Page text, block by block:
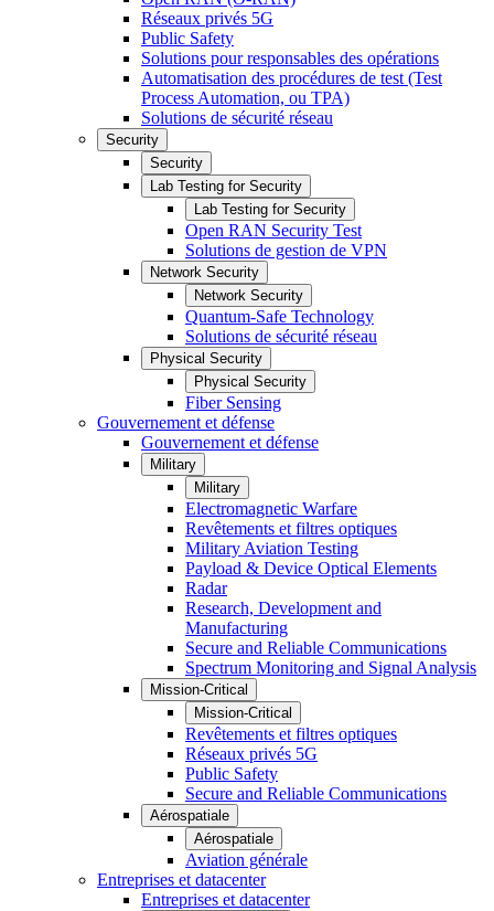
Réseaux privés 5G
Public Safety
Solutions pour responsables des opérations
Automatisation des procédures de test (Test
Process Automation, ou TPA)
Solutions de sécurité réseau
Security
Security
Lab Testing for Security
Lab Testing for Security
Open RAN Security Test
Solutions de gestion de VPN
Network Security
Network Security
Quantum-Safe Technology
Solutions de sécurité réseau
Physical Security
Physical Security
Fiber Sensing
Gouvernement et défense
Gouvernement et défense
Military
Military
Electromagnetic Warfare
Revêtements et filtres optiques
Military Aviation Testing
Payload & Device Optical Elements
Radar
Research, Development and
Manufacturing
Secure and Reliable Communications
Spectrum Monitoring and Signal Analysis
Mission-Critical
Mission-Critical
Revêtements et filtres optiques
Réseaux privés 5G
Public Safety
Secure and Reliable Communications
Aérospatiale
Aérospatiale
Aviation générale
Entreprises et datacenter
Entreprises et datacenter